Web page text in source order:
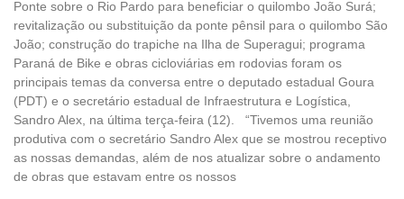
Ponte sobre o Rio Pardo para beneficiar o quilombo João Surá;
revitalização ou substituição da ponte pênsil para o quilombo São
João; construção do trapiche na Ilha de Superagui; programa
Paraná de Bike e obras cicloviárias em rodovias foram os
principais temas da conversa entre o deputado estadual Goura
(PDT) e o secretário estadual de Infraestrutura e Logística,
Sandro Alex, na última terça-feira (12). “Tivemos uma reunião
produtiva com o secretário Sandro Alex que se mostrou receptivo
as nossas demandas, além de nos atualizar sobre o andamento
de obras que estavam entre os nossos